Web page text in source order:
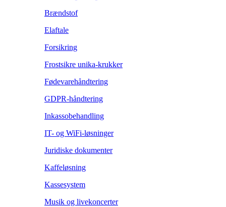
Brændstof
Elaftale
Forsikring
Frostsikre unika-krukker
Fødevarehåndtering
GDPR-håndtering
Inkassobehandling
IT- og WiFi-løsninger
Juridiske dokumenter
Kaffeløsning
Kassesystem
Musik og livekoncerter